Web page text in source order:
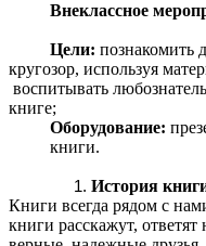
Внеклассное
Цели: познакомить
кругозор, используя
воспитывать
книге;
Оборудование:
книги.
История
Книги всегда рядом с
книги расскажут,